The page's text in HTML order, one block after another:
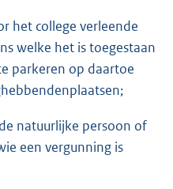
het college verleende
welke het is toegestaan
parkeren op daartoe
de natuurlijke persoon of
een vergunning is